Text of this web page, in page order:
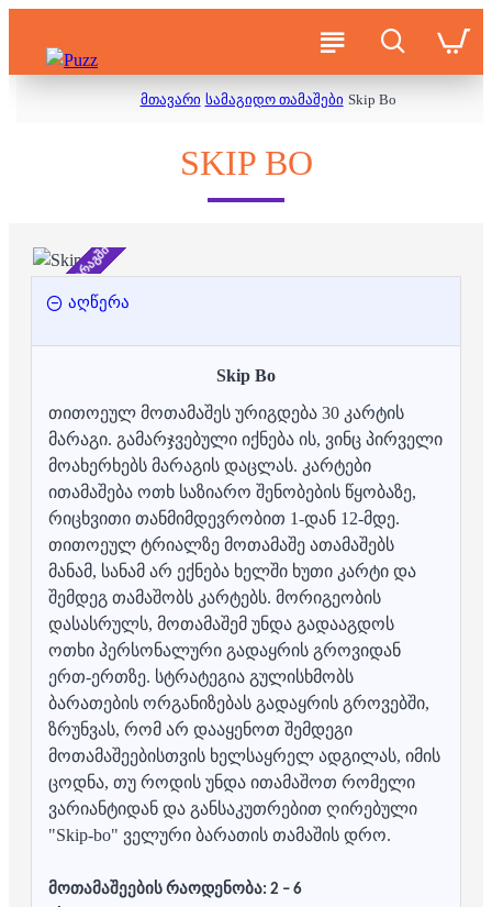
მთავარი სამაგიდო თამაშები Skip Bo
SKIP BO
არ არის მარაგში
აღწერა
Skip Bo
თითოეულ მოთამაშეს ურიგდება 30 კარტის
მარაგი. გამარჯვებული იქნება ის, ვინც პირველი
მოახერხებს მარაგის დაცლას. კარტები
ითამაშება ოთხ საზიარო შენობების წყობაზე,
რიცხვითი თანმიმდევრობით 1-დან 12-მდე.
თითოეულ ტრიალზე მოთამაშე ათამაშებს
მანამ, სანამ არ ექნება ხელში ხუთი კარტი და
შემდეგ თამაშობს კარტებს. მორიგეობის
დასასრულს, მოთამაშემ უნდა გადააგდოს
ოთხი პერსონალური გადაყრის გროვიდან
ერთ-ერთზე. სტრატეგია გულისხმობს
ბარათების ორგანიზებას გადაყრის გროვებში,
ზრუნვას, რომ არ დააყენოთ შემდეგი
მოთამაშეებისთვის ხელსაყრელ ადგილას, იმის
ცოდნა, თუ როდის უნდა ითამაშოთ რომელი
ვარიანტიდან და განსაკუთრებით ღირებული
"Skip-bo" ველური ბარათის თამაშის დრო.
მოთამაშეების რაოდენობა: 2 – 6